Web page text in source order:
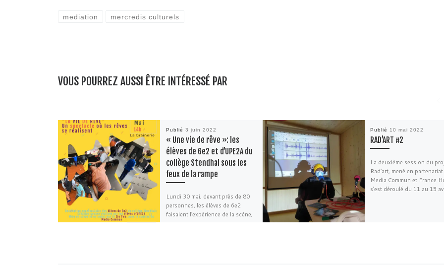
mediation mercredis culturels
VOUS POURREZ AUSSI ÊTRE INTÉRESSÉ PAR
Publié 3 juin 2022
« Une vie de rêve »: les
élèves de 6e2 et d’UPE2A du
collège Stendhal sous les
feux de la rampe
Lundi 30 mai, devant près de 80
personnes, les élèves de 6e2
faisaient l’expérience de la scène,
Publié 10 mai 2022
RAD’ART #2
La deuxième session du
Rad’art, mené en
Media Commun et France
s’est déroulé du 11 au 15